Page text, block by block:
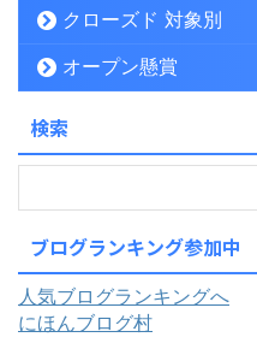
クローズド 対象別
オープン懸賞
検索
ブログランキング参加中
人気ブログランキングへ
にほんブログ村